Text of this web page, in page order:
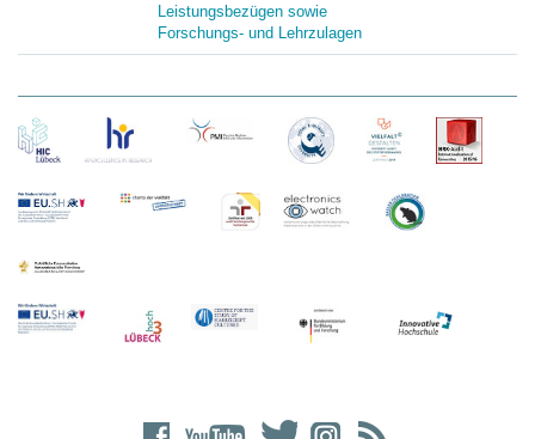
Leistungsbezügen sowie
Forschungs- und Lehrzulagen